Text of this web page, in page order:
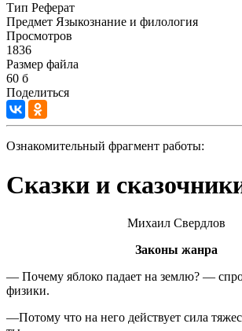
Тип Реферат
Предмет Языкознание и филология
Просмотров
1836
Размер файла
60 б
Поделиться
Ознакомительный фрагмент работы:
Сказки и
Михаил Свердлов
Законы жанра
— Почему яблоко падает на землю? —
физики.
—Потому что на него действует сила